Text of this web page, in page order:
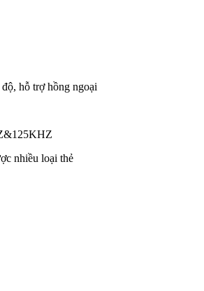
hỗ trợ hồng ngoại
nhiều loại thẻ